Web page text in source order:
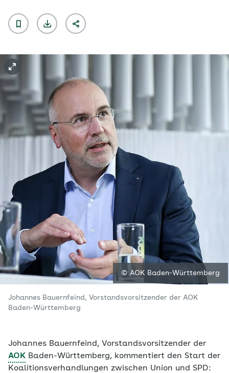
© AOK Baden-Württemberg
Johannes Bauernfeind, Vorstandsvorsitzender der AOK
Baden-Württemberg
Johannes Bauernfeind, Vorstandsvorsitzender der
AOK Baden-Württemberg, kommentiert den Start der
Koalitionsverhandlungen zwischen Union und SPD: